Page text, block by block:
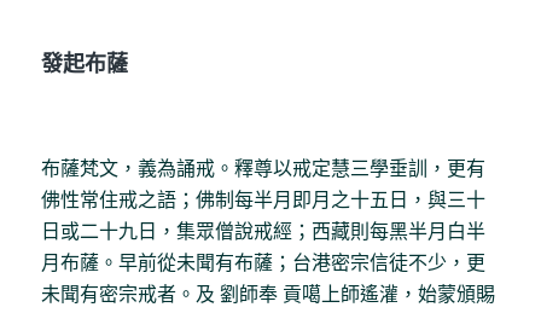
發起布薩
布薩梵文，義為誦戒。釋尊以戒定慧三學垂訓，更有
佛性常住戒之語；佛制每半月即月之十五日，與三十
日或二十九日，集眾僧說戒經；西藏則每黑半月白半
月布薩。早前從未聞有布薩；台港密宗信徒不少，更
未聞有密宗戒者。及 劉師奉 貢噶上師遙灌，始蒙頒賜